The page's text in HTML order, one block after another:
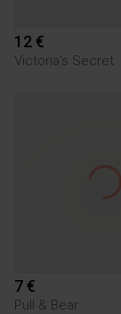
12 €
Victoria's Secret
7 €
Pull & Bear